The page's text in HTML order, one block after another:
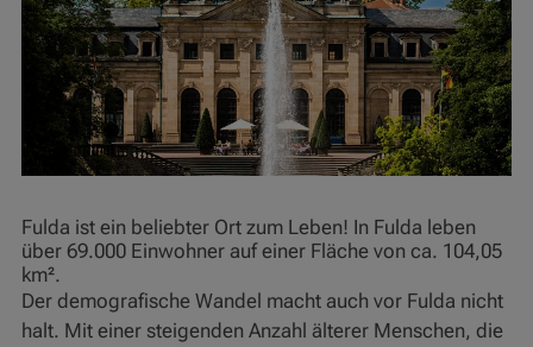
Fulda ist ein beliebter Ort zum Leben! In Fulda leben
über 69.000 Einwohner auf einer Fläche von ca. 104,05
km².
Der demografische Wandel macht auch vor Fulda nicht
halt. Mit einer steigenden Anzahl älterer Menschen, die